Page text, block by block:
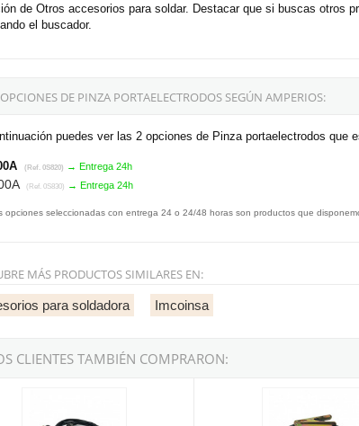
de Otros accesorios para soldar. Destacar que si buscas otros
el buscador.
DE PINZA PORTAELECTRODOS SEGÚN AMPERIOS:
puedes ver las 2 opciones de Pinza portaelectrodos que
(Ref. 0S820) → Entrega 24h
(Ref. 0S830) → Entrega 24h
opciones seleccionadas con entrega 24 o 24/48 horas son productos que
MÁS PRODUCTOS SIMILARES EN:
para soldadora Imcoinsa
CLIENTES TAMBIÉN COMPRARON: